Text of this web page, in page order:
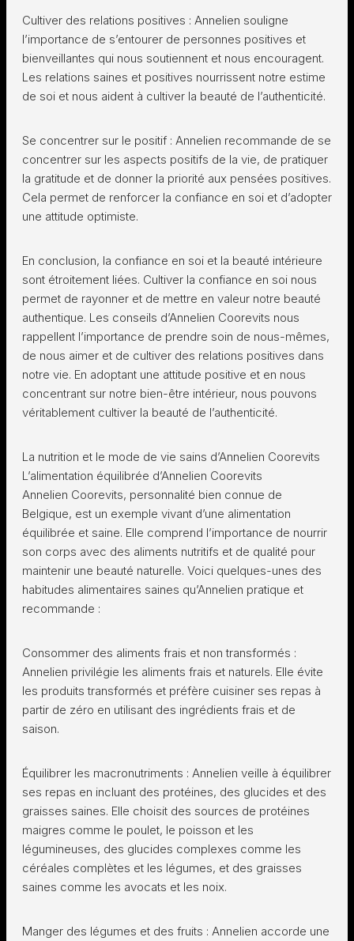
Cultiver des relations positives : Annelien souligne
l’importance de s’entourer de personnes positives et
bienveillantes qui nous soutiennent et nous encouragent.
Les relations saines et positives nourrissent notre estime
de soi et nous aident à cultiver la beauté de l’authenticité.
Se concentrer sur le positif : Annelien recommande de se
concentrer sur les aspects positifs de la vie, de pratiquer
la gratitude et de donner la priorité aux pensées positives.
Cela permet de renforcer la confiance en soi et d’adopter
une attitude optimiste.
En conclusion, la confiance en soi et la beauté intérieure
sont étroitement liées. Cultiver la confiance en soi nous
permet de rayonner et de mettre en valeur notre beauté
authentique. Les conseils d’Annelien Coorevits nous
rappellent l’importance de prendre soin de nous-mêmes,
de nous aimer et de cultiver des relations positives dans
notre vie. En adoptant une attitude positive et en nous
concentrant sur notre bien-être intérieur, nous pouvons
véritablement cultiver la beauté de l’authenticité.
La nutrition et le mode de vie sains d’Annelien Coorevits
L’alimentation équilibrée d’Annelien Coorevits
Annelien Coorevits, personnalité bien connue de
Belgique, est un exemple vivant d’une alimentation
équilibrée et saine. Elle comprend l’importance de nourrir
son corps avec des aliments nutritifs et de qualité pour
maintenir une beauté naturelle. Voici quelques-unes des
habitudes alimentaires saines qu’Annelien pratique et
recommande :
Consommer des aliments frais et non transformés :
Annelien privilégie les aliments frais et naturels. Elle évite
les produits transformés et préfère cuisiner ses repas à
partir de zéro en utilisant des ingrédients frais et de
saison.
Équilibrer les macronutriments : Annelien veille à équilibrer
ses repas en incluant des protéines, des glucides et des
graisses saines. Elle choisit des sources de protéines
maigres comme le poulet, le poisson et les
légumineuses, des glucides complexes comme les
céréales complètes et les légumes, et des graisses
saines comme les avocats et les noix.
Manger des légumes et des fruits : Annelien accorde une